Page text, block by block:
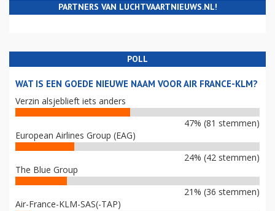
PARTNERS VAN LUCHTVAARTNIEUWS.NL!
POLL
WAT IS EEN GOEDE NIEUWE NAAM VOOR AIR FRANCE-KLM?
Verzin alsjeblieft iets anders
47% (81 stemmen)
European Airlines Group (EAG)
24% (42 stemmen)
The Blue Group
21% (36 stemmen)
Air-France-KLM-SAS(-TAP)